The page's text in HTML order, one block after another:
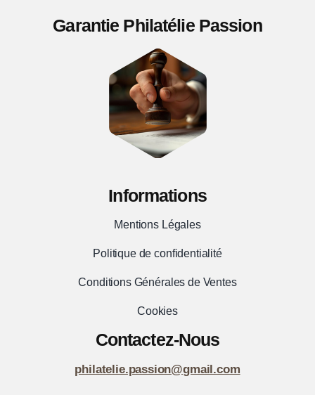
Informations
Mentions Légales
Politique de confidentialité
Conditions Générales de Ventes
Cookies
Contactez-Nous
philatelie.passion@gmail.com
Garantie Philatélie Passion